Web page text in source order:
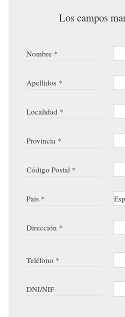
Los campos
Nombre *
Apellidos *
Localidad *
Provincia *
Código Postal *
País *
Dirección *
Teléfono *
DNI/NIF